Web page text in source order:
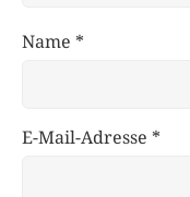
Name *
E-Mail-Adresse *